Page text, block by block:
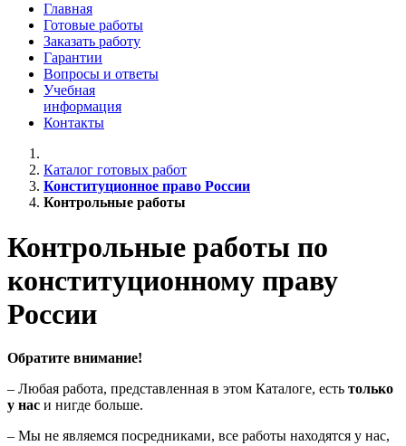
Главная
Готовые работы
Заказать работу
Гарантии
Вопросы и ответы
Учебная
информация
Контакты
Каталог готовых работ
Конституционное право России
Контрольные работы
Контрольные работы по
конституционному праву
России
Обратите внимание!
– Любая работа, представленная в этом Каталоге, есть только
у нас и нигде больше.
– Мы не являемся посредниками, все работы находятся у нас,